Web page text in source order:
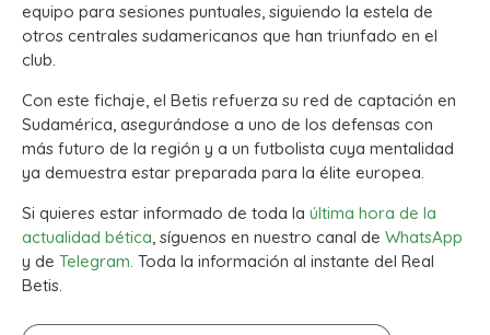
equipo para sesiones puntuales, siguiendo la estela de
otros centrales sudamericanos que han triunfado en el
club.
Con este fichaje, el Betis refuerza su red de captación en
Sudamérica, asegurándose a uno de los defensas con
más futuro de la región y a un futbolista cuya mentalidad
ya demuestra estar preparada para la élite europea.
Si quieres estar informado de toda la última hora de la
actualidad bética, síguenos en nuestro canal de WhatsApp
y de Telegram. Toda la información al instante del Real
Betis.